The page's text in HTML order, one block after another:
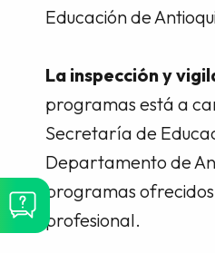
Educación de
La inspección y
programas está a
Secretaría de
Departamento de
programas
profesional.